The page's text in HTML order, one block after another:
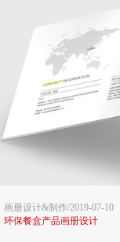
画册设计&制作/2019-07-10
环保餐盒产品画册设计